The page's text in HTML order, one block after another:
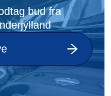
bud fra